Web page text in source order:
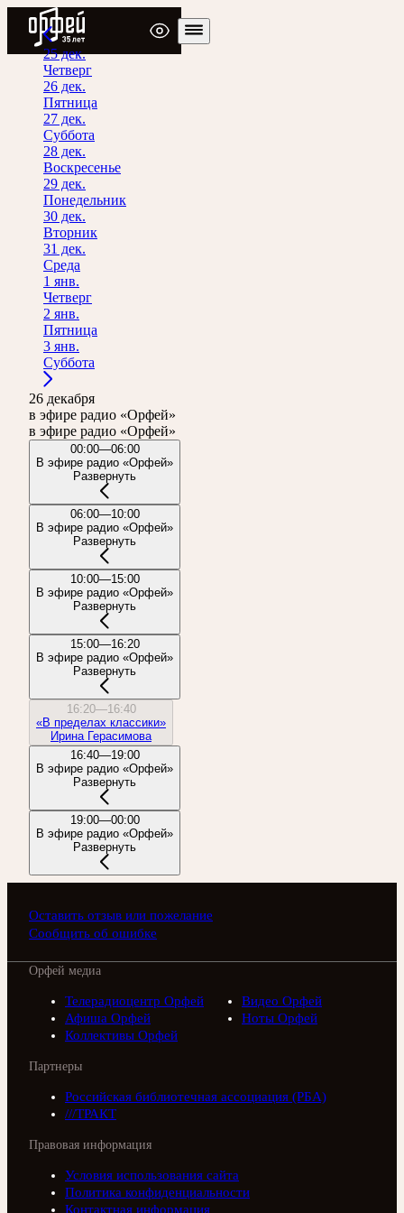
Радио Орфей
25 дек.
Четверг
26 дек.
Пятница
27 дек.
Суббота
28 дек.
Воскресенье
29 дек.
Понедельник
30 дек.
Вторник
31 дек.
Среда
1 янв.
Четверг
2 янв.
Пятница
3 янв.
Суббота
26 декабря
в эфире радио «Орфей»
в эфире радио «Орфей»
00:00—06:00
В эфире радио «Орфей»
Развернуть
06:00—10:00
В эфире радио «Орфей»
Развернуть
10:00—15:00
В эфире радио «Орфей»
Развернуть
15:00—16:20
В эфире радио «Орфей»
Развернуть
16:20—16:40
«В пределах классики»
Ирина Герасимова
16:40—19:00
В эфире радио «Орфей»
Развернуть
19:00—00:00
В эфире радио «Орфей»
Развернуть
Оставить отзыв или пожелание
Сообщить об ошибке
Орфей медиа
Телерадиоцентр Орфей
Видео Орфей
Афиша Орфей
Ноты Орфей
Коллективы Орфей
Партнеры
Российская библиотечная ассоциация (РБА)
///ТРАКТ
Правовая информация
Условия использования сайта
Политика конфиденциальности
Контактная информация